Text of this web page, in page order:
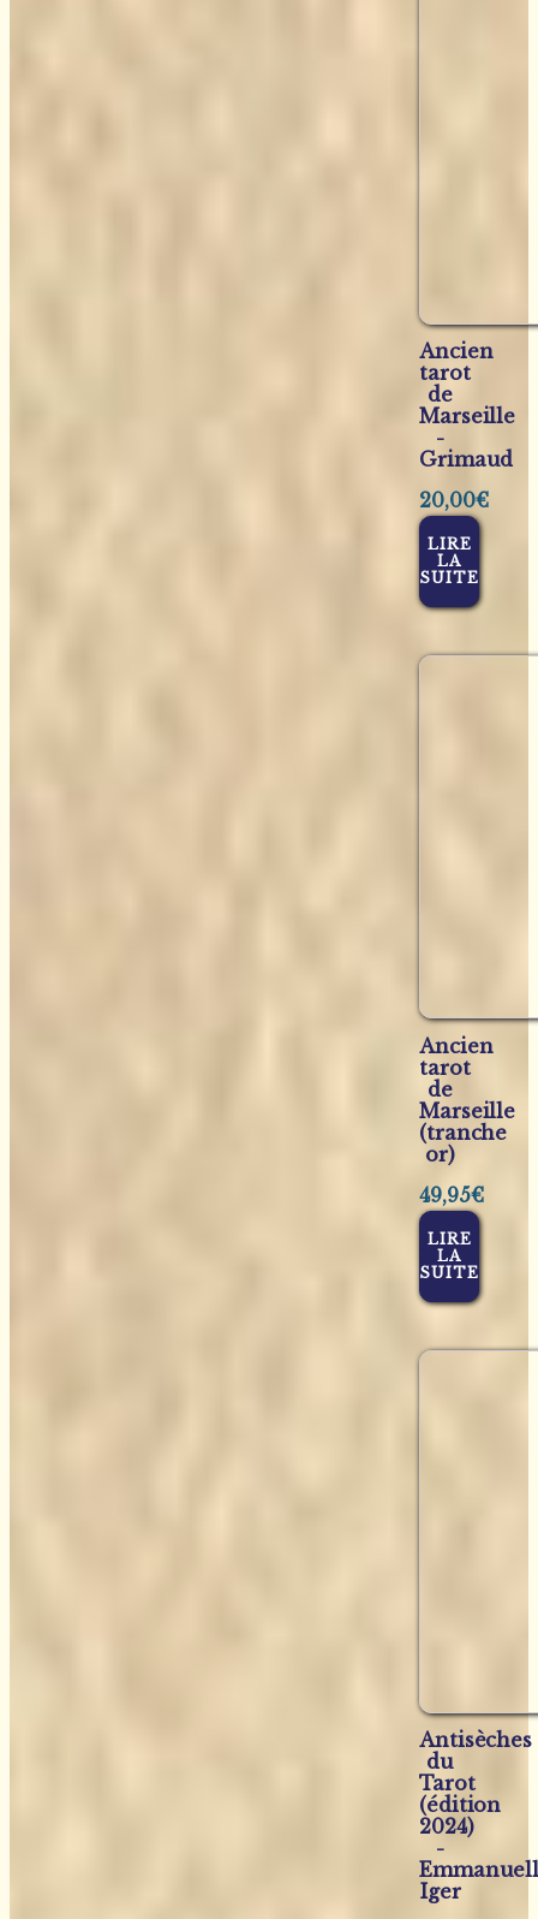
Ancien
tarot
de
Marseille
-
Grimaud
20,00€
LIRE
LA
SUITE
Ancien
tarot
de
Marseille
(tranche
or)
49,95€
LIRE
LA
SUITE
Antisèches
du
Tarot
(édition
2024)
-
Iger